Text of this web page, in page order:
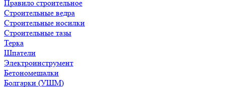
Правило строительное
Строительные ведра
Строительные носилки
Строительные тазы
Терка
Шпатели
Электроинструмент
Бетономешалки
Болгарки (УШМ)